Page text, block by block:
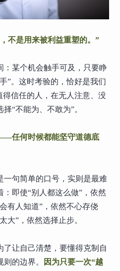
不是用来被利益重塑的。”
：某个机会触手可及，只要睁
”。这时考验的，恰好是我们
得信任的人，在无人注意、没
“不能为、不敢为”。
任何时候都能坚守道德底
一句简单的口号，实则是最难
即使“别人都这么做”，依然
有人知道”，依然不心存侥
大”，依然选择止步。
了让自己清楚，要懂得克制自
的边界。
因为只要一次“越